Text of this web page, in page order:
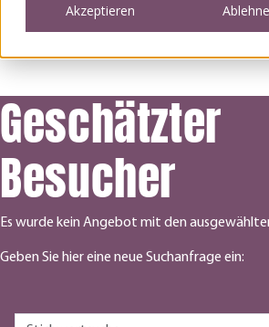
Akzeptieren
Geschätzter
Besucher
Es wurde kein Angebot mit den
Geben Sie hier eine neue Suchanfrage ein: